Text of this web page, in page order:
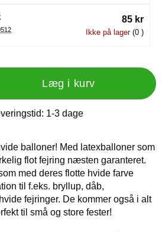
: 9512
85 kr
Ikke på lager(0 )
Læg i kurv
På lager
1-3 dage
balloner! Med latexballoner som
flot fejring næsten garanteret.
med deres flotte hvide farve
til f.eks. bryllup, dåb,
fejringer. De kommer også i alt
til små og store fester!